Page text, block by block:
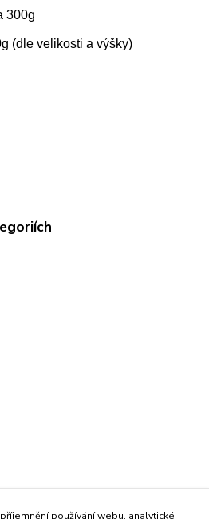
300g
(dle velikosti a výšky)
používání webu, analytické